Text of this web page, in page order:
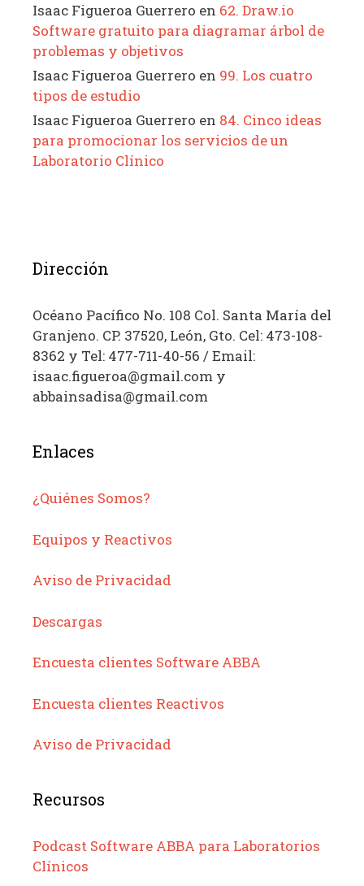
Isaac Figueroa Guerrero en 62. Draw.io
Software gratuito para diagramar árbol de
problemas y objetivos
Isaac Figueroa Guerrero en 99. Los cuatro
tipos de estudio
Isaac Figueroa Guerrero en 84. Cinco ideas
para promocionar los servicios de un
Laboratorio Clínico
Dirección
Océano Pacífico No. 108 Col. Santa María del
Granjeno. CP. 37520, León, Gto. Cel: 473-108-
8362 y Tel: 477-711-40-56 / Email:
isaac.figueroa@gmail.com y
abbainsadisa@gmail.com
Enlaces
¿Quiénes Somos?
Equipos y Reactivos
Aviso de Privacidad
Descargas
Encuesta clientes Software ABBA
Encuesta clientes Reactivos
Aviso de Privacidad
Recursos
Podcast Software ABBA para Laboratorios
Clínicos